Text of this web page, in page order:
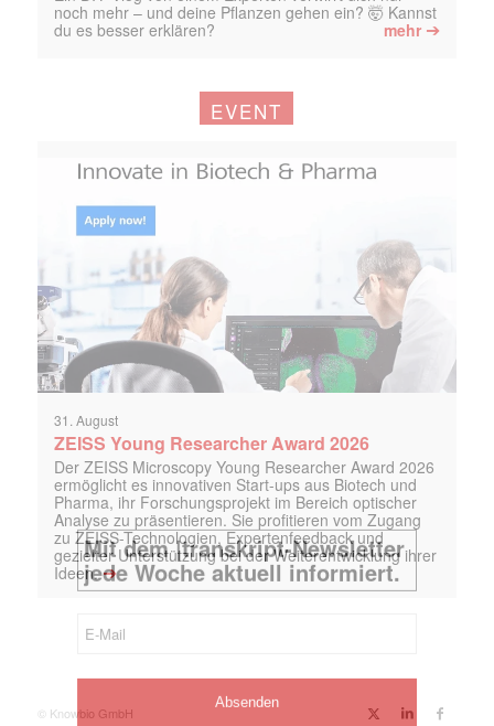
noch mehr – und deine Pflanzen gehen ein? 🤯 Kannst
du es besser erklären?
mehr ➔
EVENT
31. August
ZEISS Young Researcher Award 2026
Der ZEISS Microscopy Young Researcher Award 2026
ermöglicht es innovativen Start-ups aus Biotech und
Pharma, ihr Forschungsprojekt im Bereich optischer
Analyse zu präsentieren. Sie profitieren vom Zugang
zu ZEISS-Technologien, Expertenfeedback und
gezielter Unterstützung bei der Weiterentwicklung ihrer
Ideen.➔
© Knowbio GmbH